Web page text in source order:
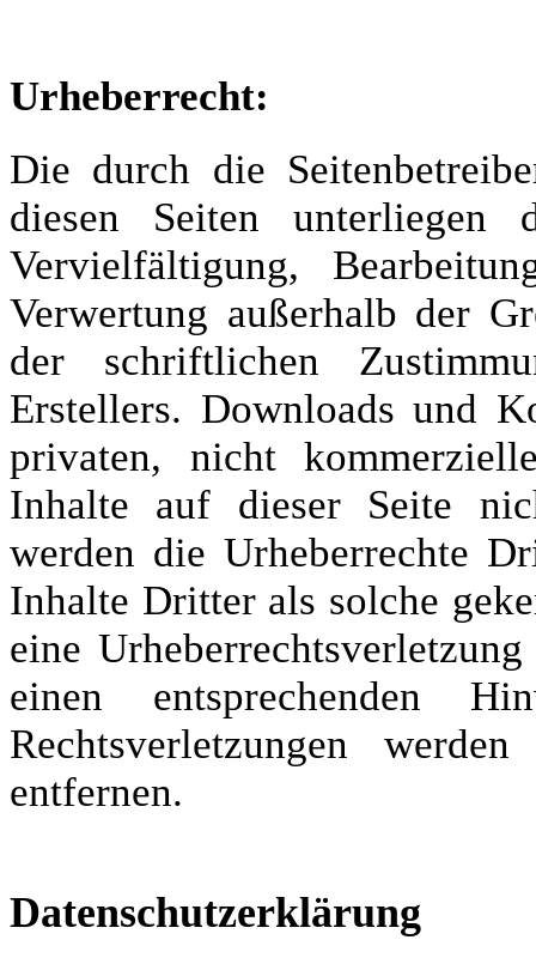
Urheberrecht:
Die durch die
diesen Seiten unterliegen
Vervielfältigung,
Verwertung außerhalb der
der schriftlichen
Erstellers. Downloads und
privaten, nicht
Inhalte auf dieser Seite
werden die Urheberrechte
Inhalte Dritter als solche
eine
einen entsprechenden
Rechtsverletzungen
entfernen.
Datenschutzerklärung